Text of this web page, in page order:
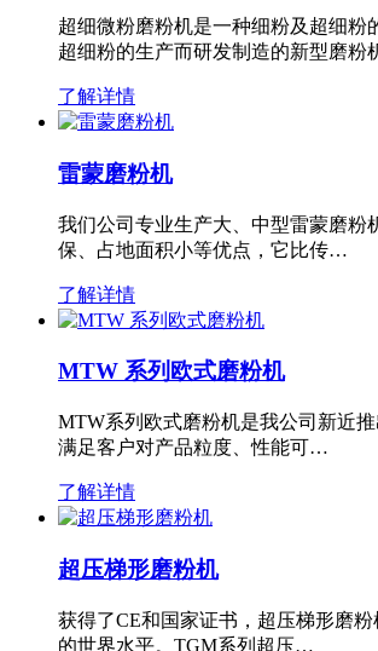
超细微粉磨粉机是一种细粉及超细粉
超细粉的生产而研发制造的新型磨粉
了解详情
雷蒙磨粉机
我们公司专业生产大、中型雷蒙磨粉
保、占地面积小等优点，它比传…
了解详情
MTW 系列欧式磨粉机
MTW系列欧式磨粉机是我公司新近
满足客户对产品粒度、性能可…
了解详情
超压梯形磨粉机
获得了CE和国家证书，超压梯形磨
的世界水平。TGM系列超压…